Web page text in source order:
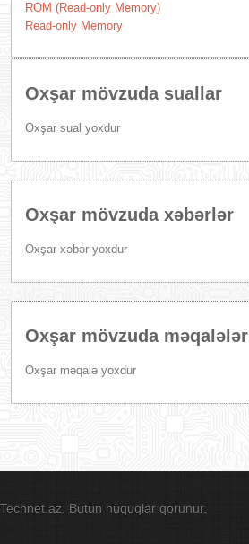
ROM (Read-only Memory)
Read-only Memory
Oxşar mövzuda suallar
Oxşar sual yoxdur
Oxşar mövzuda xəbərlər
Oxşar xəbər yoxdur
Oxşar mövzuda məqalələr
Oxşar məqalə yoxdur
Technet.az. Bütün hüquqlar qorunur.